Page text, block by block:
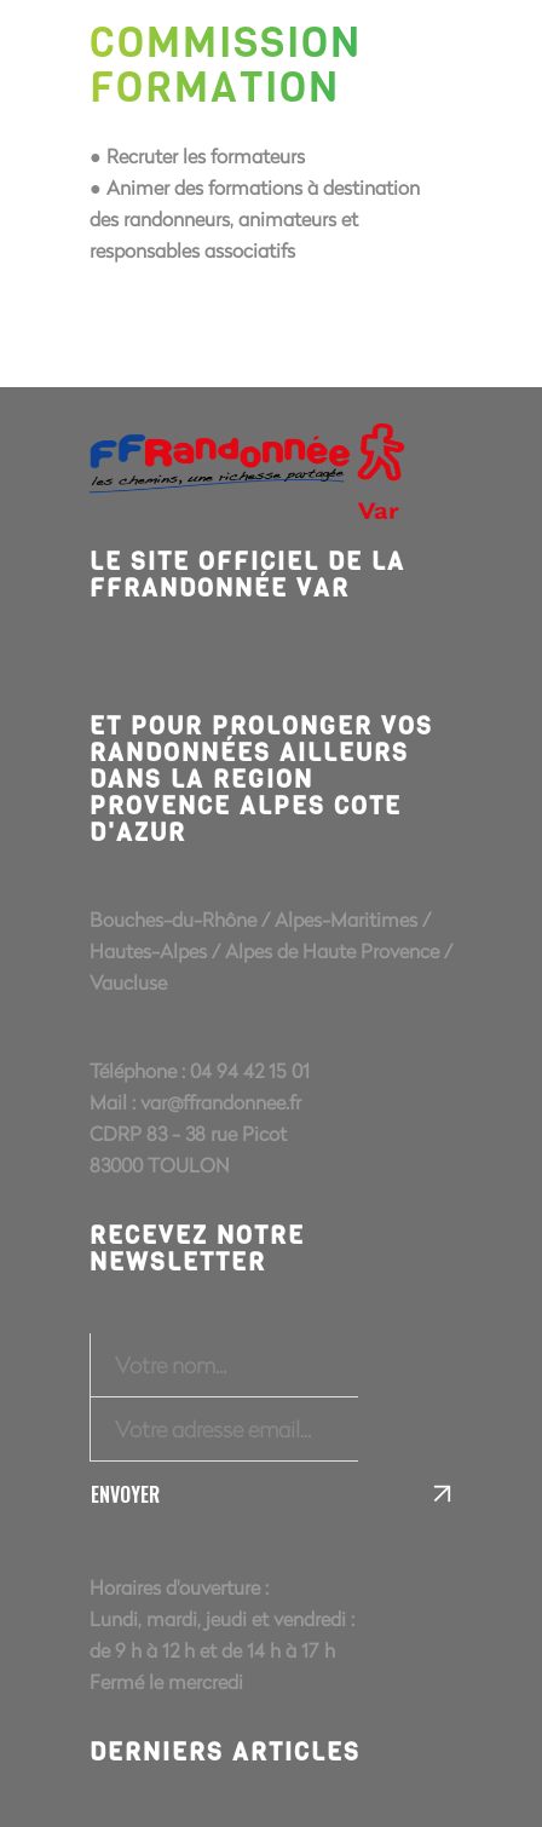
COMMISSION
FORMATION
● Recruter les formateurs
● Animer des formations à destination
des randonneurs, animateurs et
responsables associatifs
LE SITE OFFICIEL DE LA
FFRANDONNÉE VAR
ET POUR PROLONGER VOS
RANDONNÉES AILLEURS
DANS LA REGION
PROVENCE ALPES COTE
D'AZUR
Bouches-du-Rhône / Alpes-Maritimes /
Hautes-Alpes / Alpes de Haute Provence /
Vaucluse
Téléphone : 04 94 42 15 01
Mail : var@ffrandonnee.fr
CDRP 83 - 38 rue Picot
83000 TOULON
RECEVEZ NOTRE
NEWSLETTER
ENVOYER
Horaires d'ouverture :
Lundi, mardi, jeudi et vendredi :
de 9 h à 12 h et de 14 h à 17 h
Fermé le mercredi
DERNIERS ARTICLES